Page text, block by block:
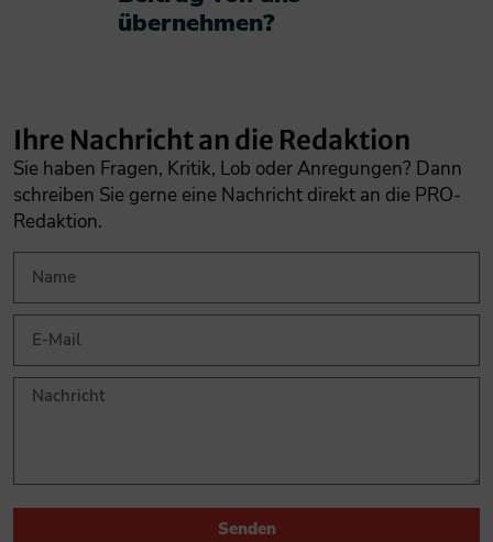
übernehmen?​
Ihre Nachricht an die Redaktion
Sie haben Fragen, Kritik, Lob oder Anregungen? Dann
schreiben Sie gerne eine Nachricht direkt an die PRO-
Redaktion.
Senden